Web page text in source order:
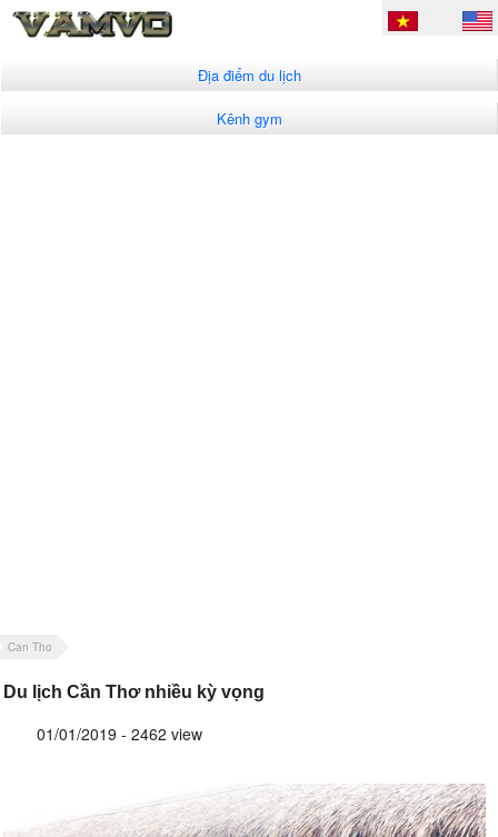
Địa điểm du lịch
Kênh gym
Can Tho
Du lịch Cần Thơ nhiều kỳ vọng
01/01/2019 - 2462 view